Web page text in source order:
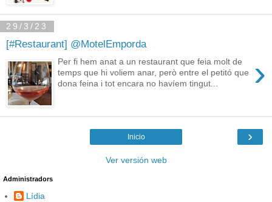
29/3/23
[#Restaurant] @MotelEmporda
›
Per fi hem anat a un restaurant que feia molt de
temps que hi voliem anar, però entre el petitó que
dona feina i tot encara no havíem tingut...
›
Inicio
Ver versión web
Administradors
Lídia